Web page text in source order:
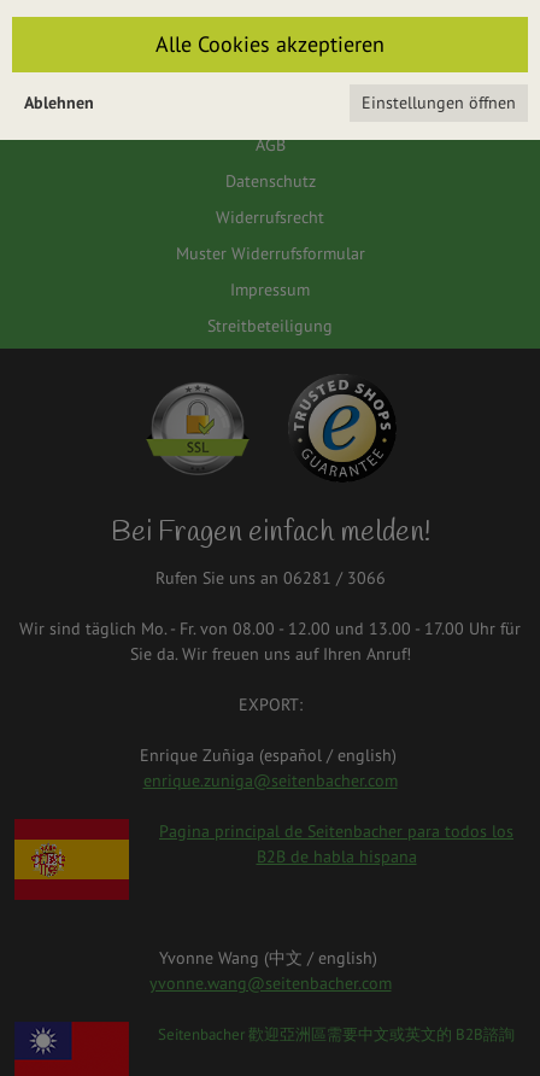
Für das Passwort muss die Groß-/Kleinschreibung beachtet werden.
AGB
Datenschutz
Widerrufsrecht
Muster Widerrufsformular
Impressum
Streitbeteiligung
Bei Fragen einfach melden!
Rufen Sie uns an 06281 / 3066
Wir sind täglich Mo. - Fr. von 08.00 - 12.00 und 13.00 - 17.00 Uhr für
Sie da. Wir freuen uns auf Ihren Anruf!
EXPORT:
Enrique Zuñiga (español / english)
enrique.zuniga@seitenbacher.com
spanien.png
Pagina principal de Seitenbacher para todos los
B2B de habla hispana
Yvonne Wang (中⽂ / english)
yvonne.wang@seitenbacher.com
taiwan_0.pngSeitenbacher 歡迎亞洲區需要中⽂或英⽂的 B2B諮詢
Alle Cookies akzeptieren
Einstellungen öffnen
Ablehnen